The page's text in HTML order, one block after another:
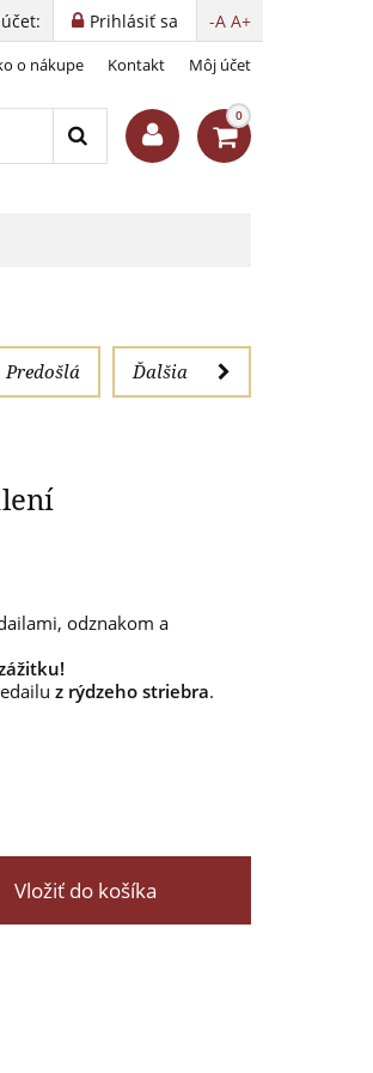
-A A+
Prihlásiť sa
o nákupe Kontakt Môj účet
0
Ďalšia
Predošlá
odznakom a
z rýdzeho striebra.
Vložiť do košíka